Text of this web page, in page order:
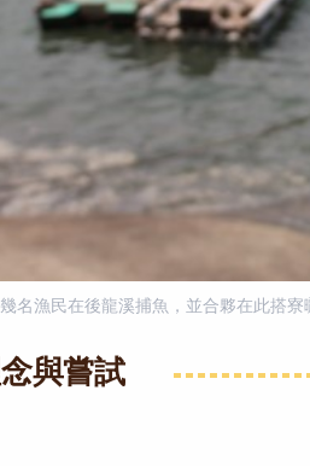
名漁民在後龍溪捕魚，並合夥在此搭
與嘗試